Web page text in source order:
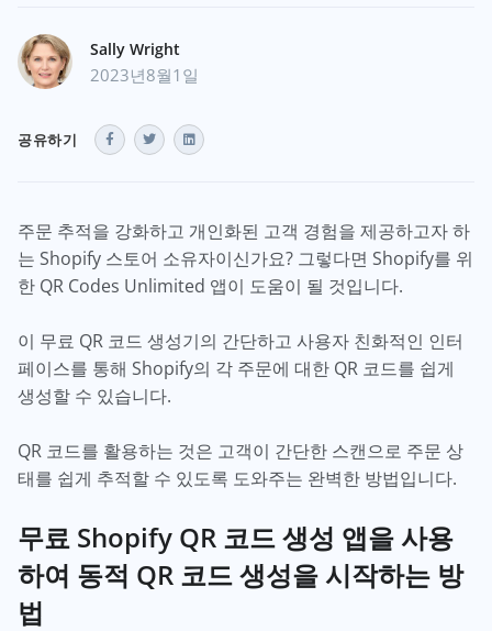
Sally Wright
2023년8월1일
공유하기
주문 추적을 강화하고 개인화된 고객 경험을 제공하고자 하
는 Shopify 스토어 소유자이신가요? 그렇다면 Shopify를 위
한 QR Codes Unlimited 앱이 도움이 될 것입니다.
이 무료 QR 코드 생성기의 간단하고 사용자 친화적인 인터
페이스를 통해 Shopify의 각 주문에 대한 QR 코드를 쉽게
생성할 수 있습니다.
QR 코드를 활용하는 것은 고객이 간단한 스캔으로 주문 상
태를 쉽게 추적할 수 있도록 도와주는 완벽한 방법입니다.
무료 Shopify QR 코드 생성 앱을 사용
하여 동적 QR 코드 생성을 시작하는 방
법